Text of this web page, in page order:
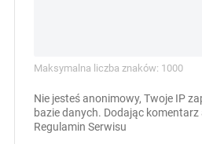
Maksymalna liczba znaków: 1000
Nie jesteś anonimowy, Twoje IP
bazie danych. Dodając
Regulamin Serwisu